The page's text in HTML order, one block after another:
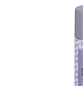
na
si
na